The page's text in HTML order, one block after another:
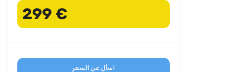
299 €
اسأل عن السعر